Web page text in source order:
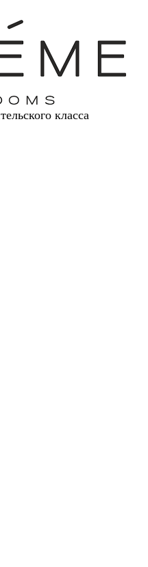
класса